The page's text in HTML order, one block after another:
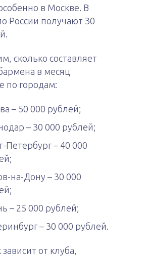
в Москве. В
России получают 30
сколько составляет
в месяц
по городам:
– 50 000 рублей;
– 30 000 рублей;
Петербург – 40 000
на-Дону – 30 000
– 25 000 рублей;
– 30 000 рублей.
от клуба,